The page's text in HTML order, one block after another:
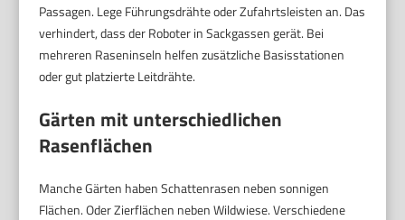
Passagen. Lege Führungsdrähte oder Zufahrtsleisten an. Das
verhindert, dass der Roboter in Sackgassen gerät. Bei
mehreren Raseninseln helfen zusätzliche Basisstationen
oder gut platzierte Leitdrähte.
Gärten mit unterschiedlichen
Rasenflächen
Manche Gärten haben Schattenrasen neben sonnigen
Flächen. Oder Zierflächen neben Wildwiese. Verschiedene